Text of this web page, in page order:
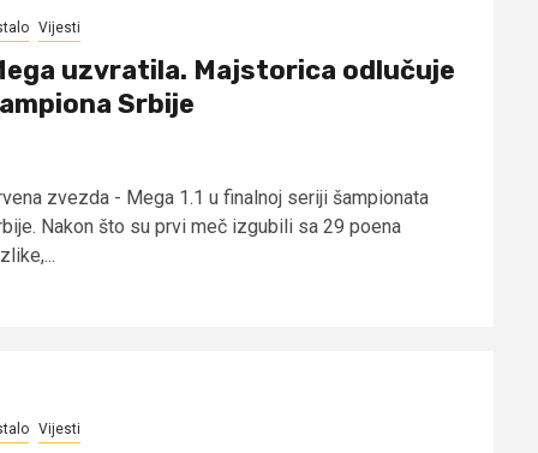
Vijesti
uzvratila. Majstorica odlučuje
Srbije
zvezda - Mega 1.1 u finalnoj seriji šampionata
Nakon što su prvi meč izgubili sa 29 poena
Vijesti